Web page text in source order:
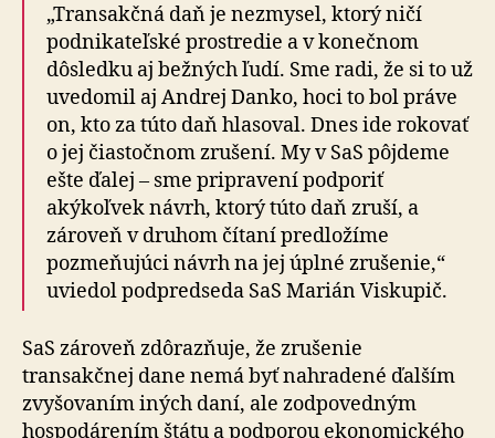
„Transakčná daň je nezmysel, ktorý ničí
podnikateľské prostredie a v konečnom
dôsledku aj bežných ľudí. Sme radi, že si to už
uvedomil aj Andrej Danko, hoci to bol práve
on, kto za túto daň hlasoval. Dnes ide rokovať
o jej čiastočnom zrušení. My v SaS pôjdeme
ešte ďalej – sme pripravení podporiť
akýkoľvek návrh, ktorý túto daň zruší, a
zároveň v druhom čítaní predložíme
pozmeňujúci návrh na jej úplné zrušenie,“
uviedol podpredseda SaS Marián Viskupič.
SaS zároveň zdôrazňuje, že zrušenie
transakčnej dane nemá byť nahradené ďalším
zvyšovaním iných daní, ale zodpovedným
hospodárením štátu a podporou eko­no­mic­ké­ho